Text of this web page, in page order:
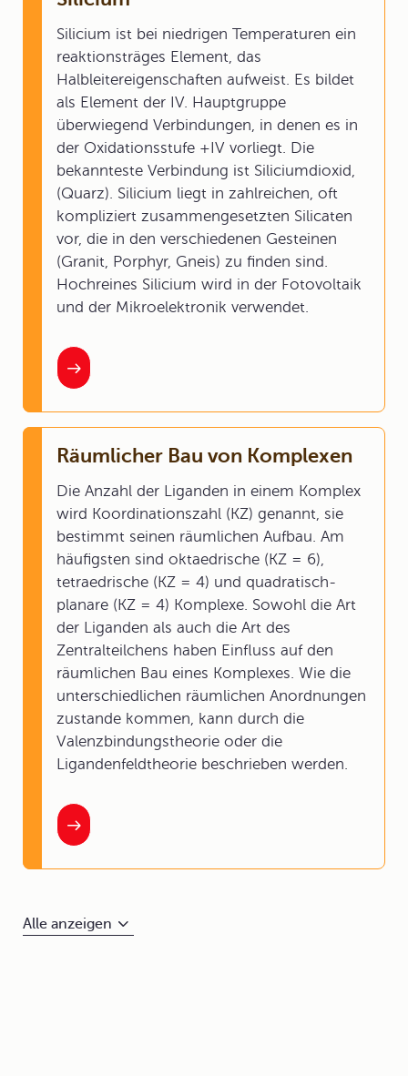
Silicium ist bei niedrigen Temperaturen ein
reaktionsträges Element, das
Halbleitereigenschaften aufweist. Es bildet
als Element der IV. Hauptgruppe
überwiegend Verbindungen, in denen es in
der Oxidationsstufe +IV vorliegt. Die
bekannteste Verbindung ist Siliciumdioxid,
(Quarz). Silicium liegt in zahlreichen, oft
kompliziert zusammengesetzten Silicaten
vor, die in den verschiedenen Gesteinen
(Granit, Porphyr, Gneis) zu finden sind.
Hochreines Silicium wird in der Fotovoltaik
und der Mikroelektronik verwendet.
Räumlicher Bau von Komplexen
Die Anzahl der Liganden in einem Komplex
wird Koordinationszahl (KZ) genannt, sie
bestimmt seinen räumlichen Aufbau. Am
häufigsten sind oktaedrische (KZ = 6),
tetraedrische (KZ = 4) und quadratisch-
planare (KZ = 4) Komplexe. Sowohl die Art
der Liganden als auch die Art des
Zentralteilchens haben Einfluss auf den
räumlichen Bau eines Komplexes. Wie die
unterschiedlichen räumlichen Anordnungen
zustande kommen, kann durch die
Valenzbindungstheorie oder die
Ligandenfeldtheorie beschrieben werden.
Alle anzeigen